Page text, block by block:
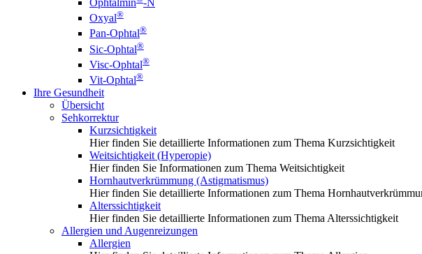
Oxyal®
Pan-Ophtal®
Sic-Ophtal®
Visc-Ophtal®
Vit-Ophtal®
Ihre Gesundheit
Übersicht
Sehkorrektur
Kurzsichtigkeit
Hier finden Sie detaillierte Informationen zum Thema Kurzsichtigkeit
Weitsichtigkeit (Hyperopie)
Hier finden Sie Informationen zum Thema Weitsichtigkeit
Hornhautverkrümmung (Astigmatismus)
Hier finden Sie detaillierte Informationen zum Thema
Alterssichtigkeit
Hier finden Sie detaillierte Informationen zum Thema Alterssichtigkeit
Allergien und Augenreizungen
Allergien